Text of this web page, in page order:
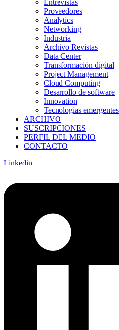
Entrevistas
Proveedores
Analytics
Networking
Industria
Archivo Revistas
Data Center
Transformación digital
Project Management
Cloud Computing
Desarrollo de software
Innovation
Tecnologías emergentes
ARCHIVO
SUSCRIPCIONES
PERFIL DEL MEDIO
CONTACTO
Linkedin